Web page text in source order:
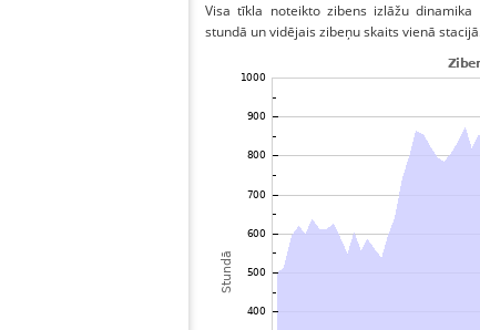
Visa tīkla noteikto zibens izlāžu
stundā un vidējais zibeņu skaits vienā